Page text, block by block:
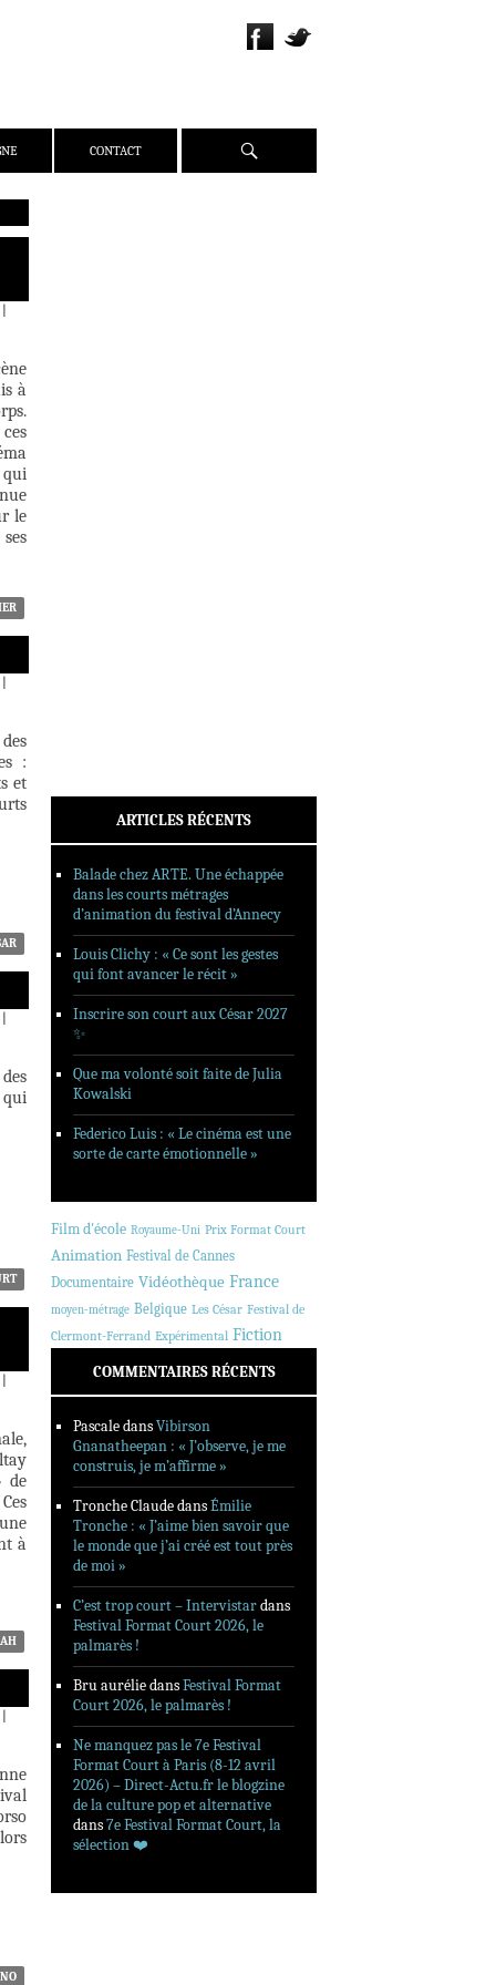
CONTACT Recherche
à
le
:
et
qui
de
à
ARTICLES RÉCENTS
Balade chez ARTE. Une échappée
dans les courts métrages
d’animation du festival d’Annecy
Louis Clichy : « Ce sont les gestes
qui font avancer le récit »
Inscrire son court aux César 2027
✨
Que ma volonté soit faite de Julia
Kowalski
Federico Luis : « Le cinéma est une
sorte de carte émotionnelle »
Film d'école Royaume-Uni Prix Format Court
Animation Festival de Cannes
Documentaire Vidéothèque France
moyen-métrage Belgique Les César Festival de
Clermont-Ferrand Expérimental Fiction
COMMENTAIRES RÉCENTS
PascaledansVibirson
Gnanatheepan : « J’observe, je me
construis, je m’affirme »
Tronche ClaudedansÉmilie
Tronche : « J’aime bien savoir que
le monde que j’ai créé est tout près
de moi »
C’est trop court – Intervistardans
Festival Format Court 2026, le
palmarès !
Bru auréliedansFestival Format
Court 2026, le palmarès !
Ne manquez pas le 7e Festival
Format Court à Paris (8-12 avril
2026) – Direct-Actu.fr le blogzine
de la culture pop et alternative
dans7e Festival Format Court, la
sélection ❤️‍